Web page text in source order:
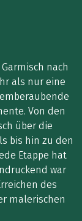
nach
als nur eine
Von den
über die
bis hin zu den
Etappe hat
war
des
malerischen